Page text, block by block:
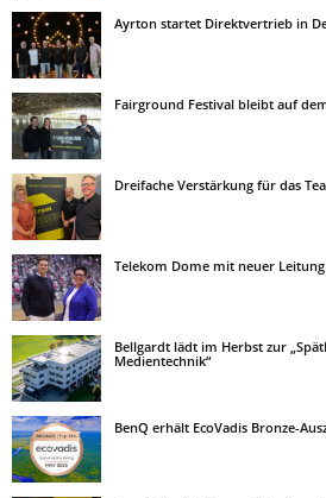
Ayrton startet Direktvertrieb in
Fairground Festival bleibt auf
Dreifache Verstärkung für das
Telekom Dome mit neuer
Bellgardt lädt im Herbst zur
Medientechnik“
BenQ erhält EcoVadis Bronze-